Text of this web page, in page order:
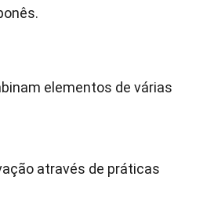
elementos de várias
através de práticas